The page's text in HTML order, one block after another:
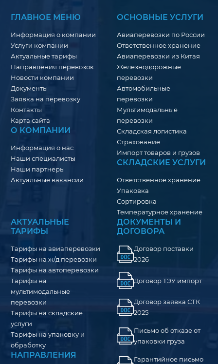
ГЛАВНОЕ МЕНЮ
Информация о компании
Услуги компании
Актуальные тарифы
Направления перевозок
Новости компании
Документы
Заявка на перевозку
Контакты
Карта сайта
О КОМПАНИИ
Информация о нас
Наши специалисты
Наши партнеры
Актуальные вакансии
ОСНОВНЫЕ УСЛУГИ
Авиаперевозки по России
Ответственное хранение
Авиаперевозки из Китая
Железнодорожные
перевозки
Автомобильные
перевозки
Мультимодальные
перевозки
Складская логистика
Страхование
Импорт товаров и грузов
СКЛАДСКИЕ УСЛУГИ
Ответственное хранение
Упаковка
Сортировка
Температурное хранение
АКТУАЛЬНЫЕ
ТАРИФЫ
Тарифы на авиаперевозки
Тарифы на ж/д перевозки
Тарифы на автоперевозки
Тарифы на
мультимодальные
перевозки
Тарифы на складские
услуги
Тарифы на упаковку и
обработку
НАПРАВЛЕНИЯ
ДОКУМЕНТЫ И
ДОГОВОРА
Договор поставки
2026
Договор ТЭУ импорт
Договор заявка СТК
2025
Письмо об отказе от
упаковки груза
Гарантийное письмо